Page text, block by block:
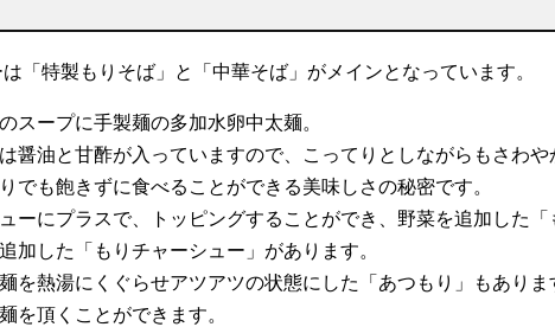
「特製もりそば」と「中華そば」がメインとなっています。
スープに手製麺の多加水卵中太麺。
醤油と甘酢が入っていますので、こってりとしながらもさわや
でも飽きずに食べることができる美味しさの秘密です。
ーにプラスで、トッピングすることができ、野菜を追加した「
加した「もりチャーシュー」があります。
を熱湯にくぐらせアツアツの状態にした「あつもり」もありま
を頂くことができます。